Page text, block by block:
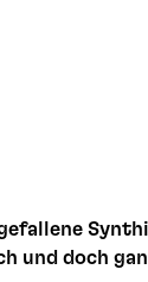
und doch